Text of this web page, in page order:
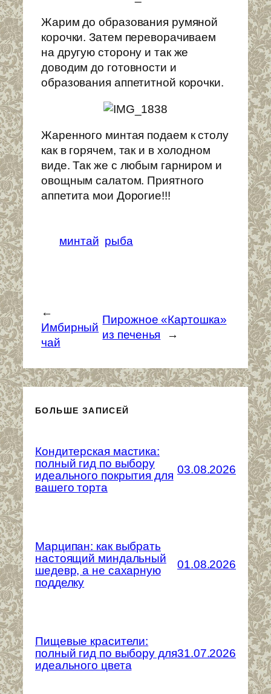
Жарим до образования румяной
корочки. Затем переворачиваем
на другую сторону и так же
доводим до готовности и
образования аппетитной корочки.
Жаренного минтая подаем к столу
как в горячем, так и в холодном
виде. Так же с любым гарниром и
овощным салатом. Приятного
аппетита мои Дорогие!!!
минтай рыба
←
Имбирный
чай
Пирожное «Картошка»
из печенья
→
БОЛЬШЕ ЗАПИСЕЙ
Кондитерская мастика:
полный гид по выбору
идеального покрытия для
вашего торта
03.08.2026
Марципан: как выбрать
настоящий миндальный
шедевр, а не сахарную
подделку
01.08.2026
Пищевые красители:
полный гид по выбору для
идеального цвета
31.07.2026